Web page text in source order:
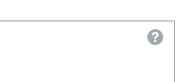
Help